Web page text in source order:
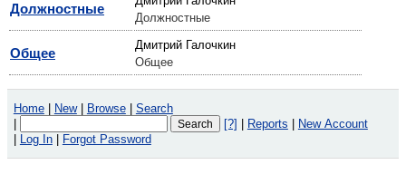
Должностные
Должностные
Общее
Дмитрий Галочкин
Общее
Home New Browse
Search
[?] Reports
New Account
Log In Forgot Password